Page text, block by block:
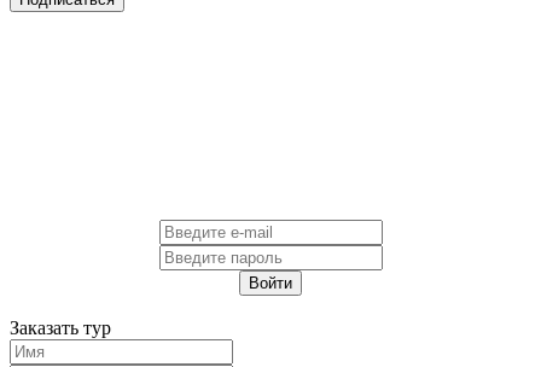
Войти
Заказать тур